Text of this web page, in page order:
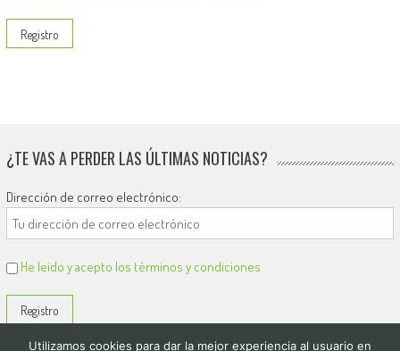
¿TE VAS A PERDER LAS ÚLTIMAS NOTICIAS?
Dirección de correo electrónico:
He leído y acepto los términos y condiciones
Utilizamos cookies para dar la mejor experiencia al usuario en